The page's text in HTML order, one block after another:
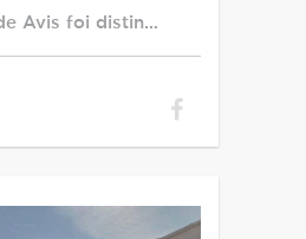
Avis foi distin…